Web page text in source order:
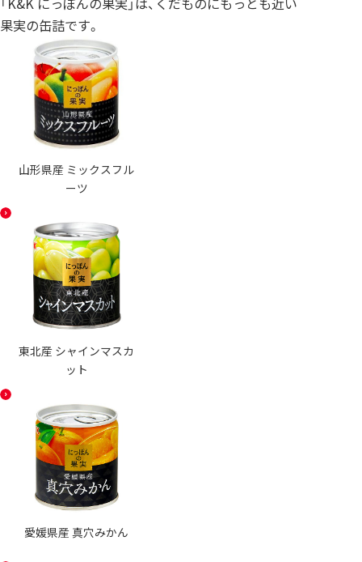
果実の缶詰です。
山形県産 ミックスフル
ーツ
東北産 シャインマスカ
ット
愛媛県産 真穴みかん